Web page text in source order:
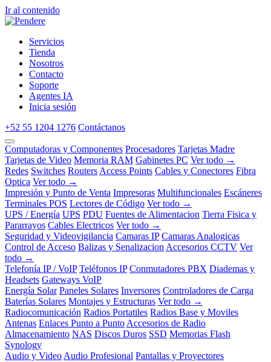
Ir al contenido
Servicios
Tienda
Nosotros
Contacto
Soporte
Agentes IA
Inicia sesión
+52 55 1204 1276 Contáctanos
Computadoras y Componentes Procesadores Tarjetas Madre
Tarjetas de Video Memoria RAM Gabinetes PC Ver todo →
Redes Switches Routers Access Points Cables y Conectores Fibra
Optica Ver todo →
Impresión y Punto de Venta Impresoras Multifuncionales Escáneres
Terminales POS Lectores de Código Ver todo →
UPS / Energía UPS PDU Fuentes de Alimentacion Tierra Fisica y
Pararrayos Cables Electricos Ver todo →
Seguridad y Videovigilancia Camaras IP Camaras Analogicas
Control de Acceso Balizas y Senalizacion Accesorios CCTV Ver
todo →
Telefonía IP / VoIP Teléfonos IP Conmutadores PBX Diademas y
Headsets Gateways VoIP
Energía Solar Paneles Solares Inversores Controladores de Carga
Baterías Solares Montajes y Estructuras Ver todo →
Radiocomunicación Radios Portatiles Radios Base y Moviles
Antenas Enlaces Punto a Punto Accesorios de Radio
Almacenamiento NAS Discos Duros SSD Memorias Flash
Synology
Audio y Video Audio Profesional Pantallas y Proyectores